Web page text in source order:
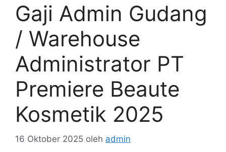
Gaji Admin Gudang
/ Warehouse
Administrator PT
Premiere Beaute
Kosmetik 2025
16 Oktober 2025 oleh admin